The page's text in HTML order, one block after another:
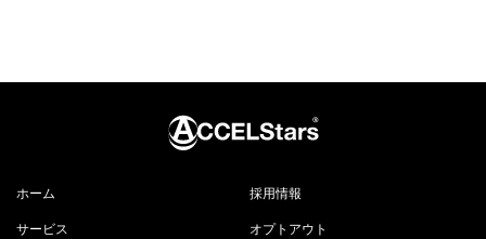
ホーム
サービス
採用情報
オプトアウト